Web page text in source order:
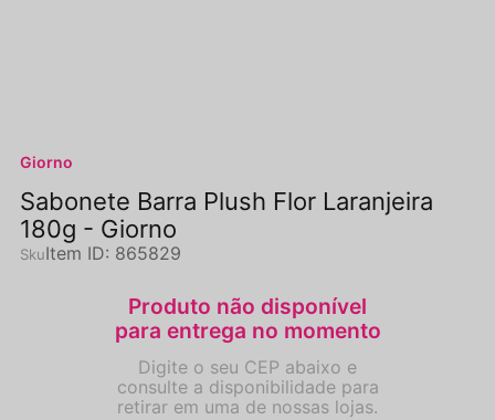
Giorno
Sabonete Barra Plush Flor Laranjeira
180g - Giorno
Item ID: 865829